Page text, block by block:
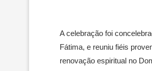
A celebração foi
Fátima, e reuniu fiéis
renovação espiritual no